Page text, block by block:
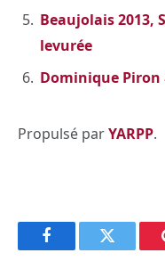
Beaujolais 2013,
levurée
Dominique Piron
Propulsé parYARPP.
FacebookTwitter